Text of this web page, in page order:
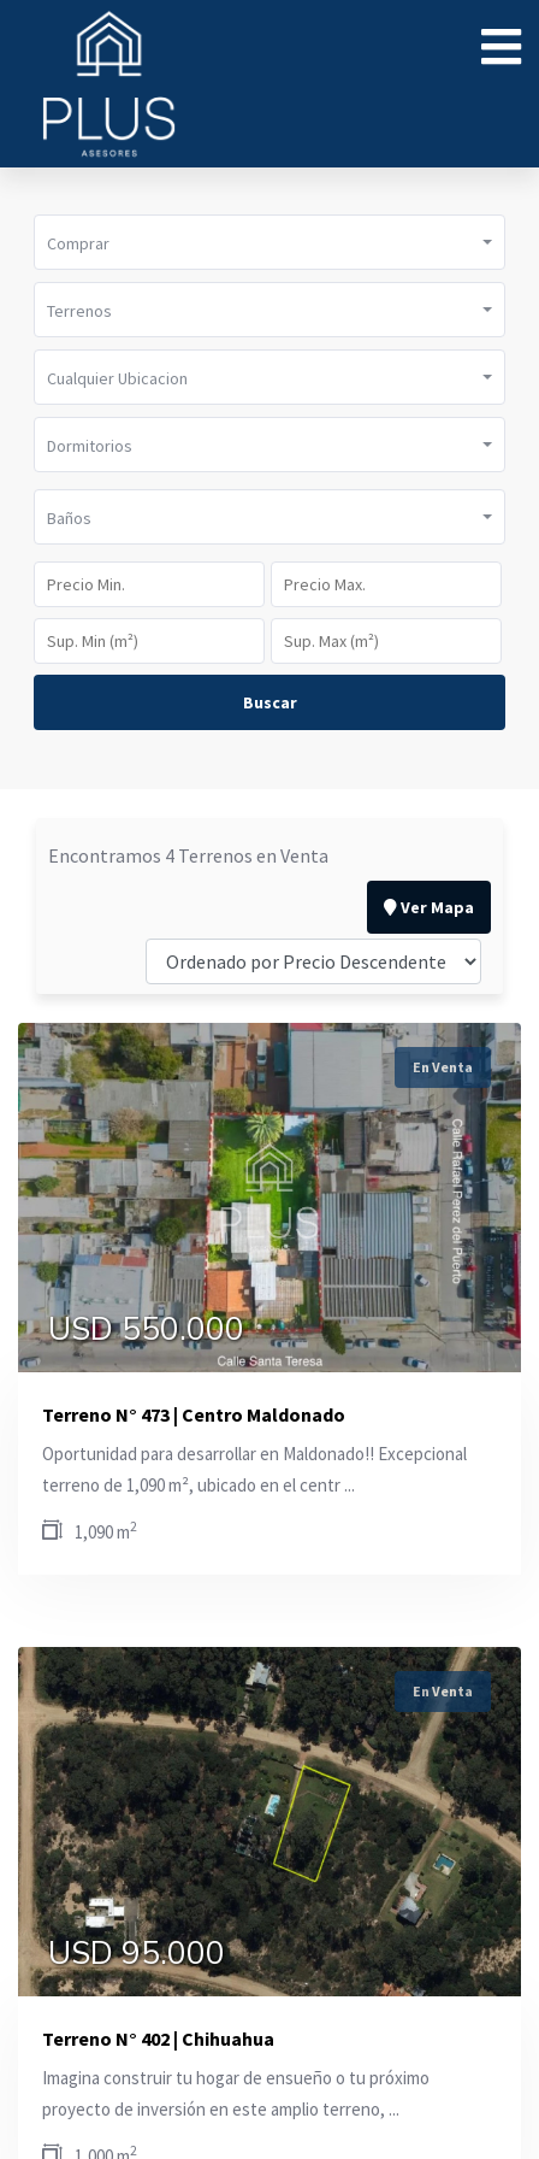
Comprar
Terrenos
Cualquier Ubicacion
Dormitorios
Baños
Buscar
Encontramos 4 Terrenos en Venta
Ver Mapa
En Venta
USD 550.000
Terreno N° 473 | Centro Maldonado
Oportunidad para desarrollar en Maldonado!! Excepcional
terreno de 1,090 m², ubicado en el centr ...
1,090 m2
En Venta
USD 95.000
Terreno N° 402 | Chihuahua
Imagina construir tu hogar de ensueño o tu próximo
proyecto de inversión en este amplio terreno, ...
2